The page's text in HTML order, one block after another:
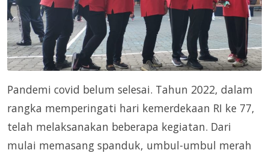
Pandemi covid belum selesai. Tahun 2022, dalam
rangka memperingati hari kemerdekaan RI ke 77,
telah melaksanakan beberapa kegiatan. Dari
mulai memasang spanduk, umbul-umbul merah